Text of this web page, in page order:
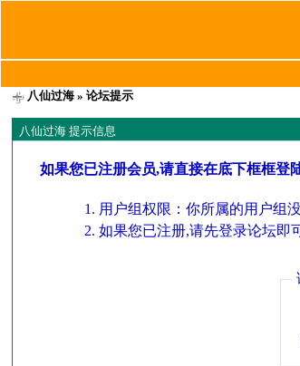
八仙过海 » 论坛提示
八仙过海 提示信息
如果您已注册会员,请直接在底下框框登
用户组权限：你所属的用户组
如果您已注册,请先登录论坛即